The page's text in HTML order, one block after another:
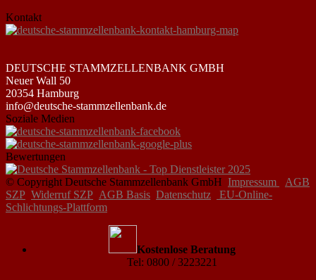
Kontakt
DEUTSCHE STAMMZELLENBANK GMBH
Neuer Wall 50
20354 Hamburg
info@deutsche-stammzellenbank.de
Soziale Medien
Bewertungen
© Copyright Deutsche Stammzellenbank GmbH Impressum
AGB
SZP Widerruf SZP AGB Basis Datenschutz
EU-Online-
Schlichtungs-Plattform
Kostenlose Beratung
Tel: 0800 / 3223221